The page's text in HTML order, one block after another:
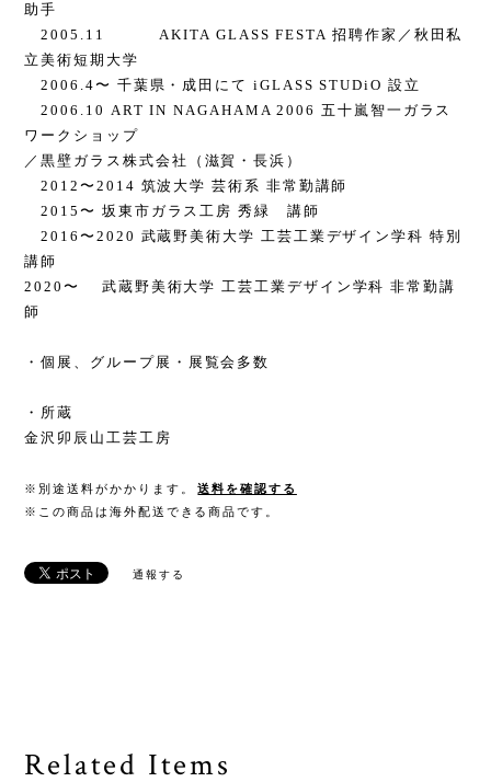
助手
2005.11 AKITA GLASS FESTA 招聘作家／秋田私
立美術短期大学
2006.4〜 千葉県・成田にて iGLASS STUDiO 設立
2006.10 ART IN NAGAHAMA 2006 五十嵐智一ガラス
ワークショップ
／黒壁ガラス株式会社（滋賀・長浜）
2012〜2014 筑波大学 芸術系 非常勤講師
2015〜 坂東市ガラス工房 秀緑 講師
2016〜2020 武蔵野美術大学 工芸工業デザイン学科 特別
講師
2020〜 武蔵野美術大学 工芸工業デザイン学科 非常勤講
師
・個展、グループ展・展覧会多数
・所蔵
金沢卯辰山工芸工房
※別途送料がかかります。
送料を確認する
※この商品は海外配送できる商品です。
通報する
Related Items